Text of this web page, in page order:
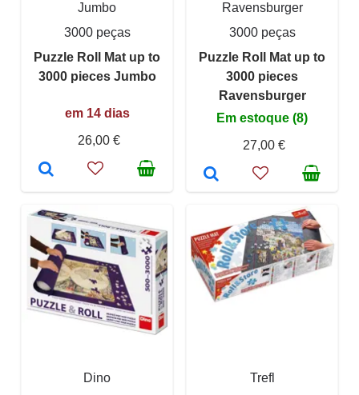
Jumbo
3000 peças
Puzzle Roll Mat up to
3000 pieces Jumbo
em 14 dias
26,00 €
Ravensburger
3000 peças
Puzzle Roll Mat up to
3000 pieces
Ravensburger
Em estoque (8)
27,00 €
Dino
Trefl